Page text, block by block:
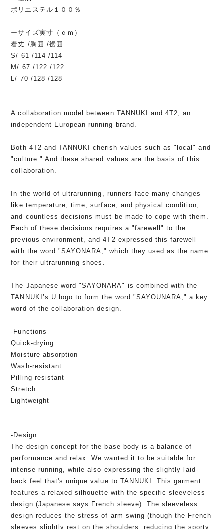
ポリエステル１００％
ーサイズ実寸（ｃｍ）
着丈 /胸囲 /裾囲
S/ 61 /114 /114
M/ 67 /122 /122
L/ 70 /128 /128
A collaboration model between TANNUKI and 4T2, an
independent European running brand.
Both 4T2 and TANNUKI cherish values such as "local" and
"culture." And these shared values are the basis of this
collaboration.
In the world of ultrarunning, runners face many changes
like temperature, time, surface, and physical condition,
and countless decisions must be made to cope with them.
Each of these decisions requires a "farewell" to the
previous environment, and 4T2 expressed this farewell
with the word "SAYONARA," which they used as the name
for their ultrarunning shoes.
The Japanese word "SAYONARA" is combined with the
TANNUKI’s U logo to form the word "SAYOUNARA," a key
word of the collaboration design.
-Functions
Quick-drying
Moisture absorption
Wash-resistant
Pilling-resistant
Stretch
Lightweight
-Design
The design concept for the base body is a balance of
performance and relax. We wanted it to be suitable for
intense running, while also expressing the slightly laid-
back feel that's unique value to TANNUKI. This garment
features a relaxed silhouette with the specific sleeveless
design (Japanese says French sleeve). The sleeveless
design reduces the stress of arm swing (though the French
sleeves slightly rest on the shoulders, reducing the sporty